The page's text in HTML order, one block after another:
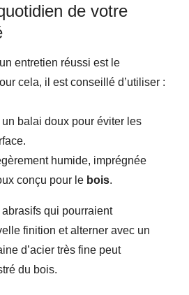
de votre
entretien réussi est le
cela, il est conseillé d’utiliser :
balai doux pour éviter les
humide, imprégnée
conçu pour le bois.
qui pourraient
finition et alterner avec un
d’acier très fine peut
du bois.